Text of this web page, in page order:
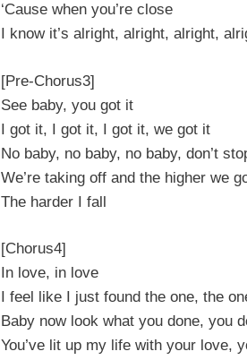
‘Cause when you’re close
I know it’s alright, alright, alright,
[Pre-Chorus3]
See baby, you got it
I got it, I got it, I got it, we got it
No baby, no baby, no baby, don’t
We’re taking off and the higher we
The harder I fall
[Chorus4]
In love, in love
I feel like I just found the one, the
Baby now look what you done, you
You’ve lit up my life with your love,